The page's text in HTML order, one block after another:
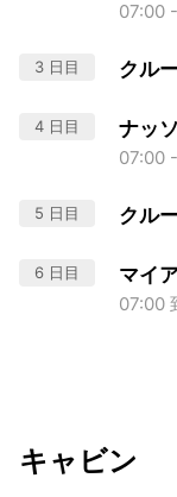
07:00
3 日目 クル
4 日目 ナッ
07:00
5 日目 クル
6 日目 マイ
07:00
キャビン